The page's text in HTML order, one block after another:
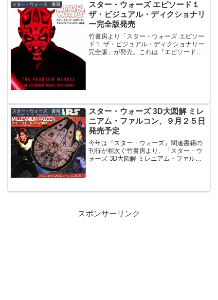
スター・ウォーズ 書籍
スター・ウォーズ エピソード１
ザ・ビジュアル・ディクショナリ
ー完全版発売
竹書房より「スター・ウォーズ エピソー
ド１ ザ・ビジュアル・ディクショナリー
完全版」が発売。これは『エピソード
スター・ウォーズ 書籍
スター・ウォーズ 3D大図解 ミレ
ニアム・ファルコン、９月２５日
発売予定
今年は『スター・ウォーズ』関連書籍の
刊行が相次ぐ竹書房より、「スター・ウ
ォーズ 3D大図解 ミレニアム・ファルコ
スポンサーリンク